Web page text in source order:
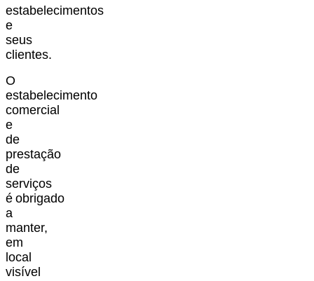
estabelecimentos
e
seus
clientes.
O
estabelecimento
comercial
e
de
prestação
de
serviços
é obrigado
a
manter,
em
local
visível